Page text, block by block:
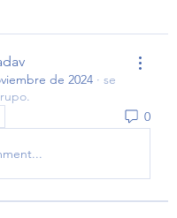
de 2024 · se
0